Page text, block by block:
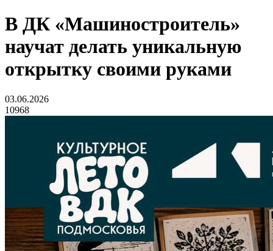
В ДК «Машиностроитель»
научат делать уникальную
открытку своими руками
03.06.2026
10968